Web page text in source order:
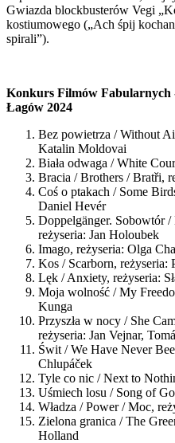
Gwiazda blockbusterów Vegi
kostiumowego („Ach śpij
spirali”).
Konkurs Filmów Fabularnych
Łagów 2024
Bez powietrza / Without
Katalin Moldovai
Biała odwaga / White
Bracia / Brothers / Bratři,
Coś o ptakach / Some
Daniel Hevér
Doppelgänger. Sobowtór
reżyseria: Jan Holoubek
Imago, reżyseria: Olga
Kos / Scarborn, reżyseria:
Lęk / Anxiety, reżyseria:
Moja wolność / My
Kunga
Przyszła w nocy / She
reżyseria: Jan Vejnar,
Świt / We Have Never
Chlupáček
Tyle co nic / Next to
Uśmiech losu / Song of
Władza / Power / Moc,
Zielona granica / The
Holland